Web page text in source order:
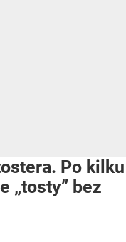
Po kilku
„tosty” bez